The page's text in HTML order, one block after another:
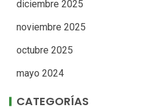
diciembre 2025
noviembre 2025
octubre 2025
mayo 2024
CATEGORÍAS